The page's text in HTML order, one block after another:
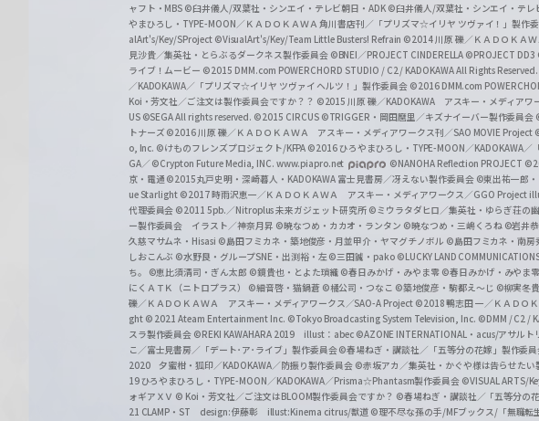
ャフト・MBS ©臼井儀人/双葉社・シンエイ・テレビ朝日・ADK ©臼井儀人/双葉社・シンエイ・テ
やまひろし・TYPE-MOON／ＫＡＤＯＫＡＷＡ 角川書店刊／「プリズマ☆イリヤ ツヴァイ！」製作
alArt's/Key/SProject ©VisualArt's/Key/Team Little Busters! Refrain ©2014 川原 礫／ＫＡＤＯＫＡ
見沙貴／集英社・とらぶるダークネス製作委員会 ©BNEI／PROJECT CINDERELLA ©PROJECT DD3
ライブ！ムービー ©2015 DMM.com POWERCHORD STUDIO / C2 / KADOKAWA All Rights Reserved.
／KADOKAWA／「プリズマ☆イリヤ ツヴァイ ヘルツ！」製作委員会 ©2016 DMM.com
Koi・芳文社／ご注文は製作委員会ですか？？ ©2015 川原 礫／KADOKAWA アスキー・メディアワ
US ©SEGA All rights reserved. ©2015 CIRCUS ©TRIGGER・岡田麿里／キズナイーバー製作委員会
トナーズ©2016 川原 礫／ＫＡＤＯＫＡＷＡ アスキー・メディアワークス刊／SAO MOVIE Project
o, Inc. ©けものフレンズプロジェクト/KFPA ©2016 ひろやまひろし・TYPE-MOON／KADOKAWA
GA／ ©Crypton Future Media, INC. www.piapro.net
©NANOHA Reflection PROJECT
京・電通 ©2015丸戸史明・深崎暮人・KADOKAWA 富士見書房／冴えない製作委員会 ©東出祐一郎・
ue Starlight ©2017 時雨沢恵一／ＫＡＤＯＫＡＷＡ アスキー・メディアワークス／GGO Project
代理委員会 ©2011 5pb.／Nitroplus 未来ガジェット研究所 ©ミウラタダヒロ／集英社・ゆらぎ荘の
ー製作委員会 イラスト／神奈月昇 ©暁なつめ・カカオ・ランタン ©暁なつめ・三嶋くろね ©岩井
久慈マサムネ・Hisasi ©島田フミカネ・築地俊彦・月並甲介・ヤマグチノボル ©島田フミカネ・南房
しおこんぶ ©水野良・グループSNE・出渕裕・左©三田誠・pako ©LUCKY LAND
ち。
©恵比須清司・ぎん太郎 ©鏡貴也・とよた瑣織 ©春日みかげ・みやま零 ©春日みかげ・みやま
にくＡＴＫ（ニトロプラス） ©細音啓・猫鍋蒼 ©橘公司・つなこ ©築地俊彦・駒都え～じ ©柳実冬
礫／ＫＡＤＯＫＡＷＡ アスキー・メディアワークス／SAO-A Project ©2018 鴨志田 一／ＫＡＤＯ
ght © 2021 Ateam Entertainment Inc. ©Tokyo Broadcasting System Television, Inc. ©DMM / C2 /
スラ製作委員会 ©REKI KAWAHARA 2019 illust：abec ©AZONE INTERNATIONAL・acus/アサルト
こ／富士見書房／「デート･ア･ライブ」製作委員会©春場ねぎ・講談社／「五等分の花嫁」製作委員
2020 夕蜜柑・狐印／KADOKAWA／防振り製作委員会 ©赤坂アカ／集英社・かぐや様は告らせたい
19 ひろやまひろし・TYPE-MOON／KADOKAWA／Prisma☆Phantasm製作委員会 ©VISUAL ARTS/
ォギアＸＶ © Koi・芳文社／ご注文はBLOOM製作委員会ですか？ ©春場ねぎ・講談社／「五等分の
21 CLAMP・ST design:伊藤彰 illust:Kinema citrus/獣道 ©理不尽な孫の手/MFブックス/「無職転